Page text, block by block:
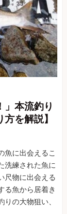
」本流釣り
を解説】
魚に出会えるこ
洗練された魚に
尺物に出会える
る魚から居着き
の大物狙い、